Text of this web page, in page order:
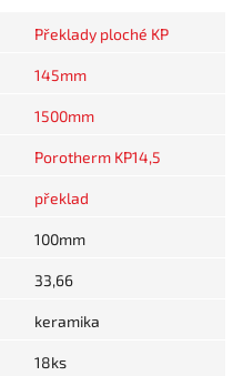
Překlady ploché KP
145mm
1500mm
Porotherm KP14,5
překlad
100mm
33,66
keramika
18ks